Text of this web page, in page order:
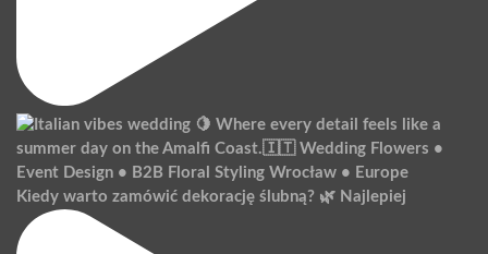
Kiedy warto zamówić dekorację ślubną? 🌿 Najlepiej